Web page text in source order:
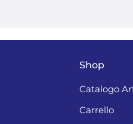
Shop
Catalogo
Carrello